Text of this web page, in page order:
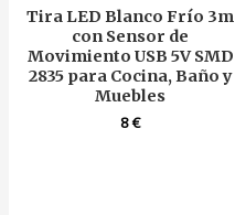
Tira LED Blanco Frío 3m
con Sensor de
Movimiento USB 5V SMD
2835 para Cocina, Baño y
Muebles
8€